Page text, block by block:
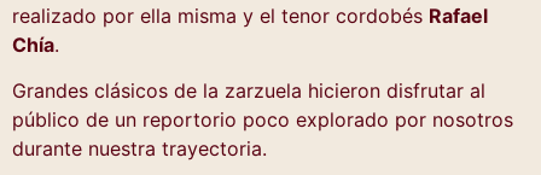
realizado por ella misma y el tenor cordobés Rafael
Chía.
Grandes clásicos de la zarzuela hicieron disfrutar al
público de un reportorio poco explorado por nosotros
durante nuestra trayectoria.